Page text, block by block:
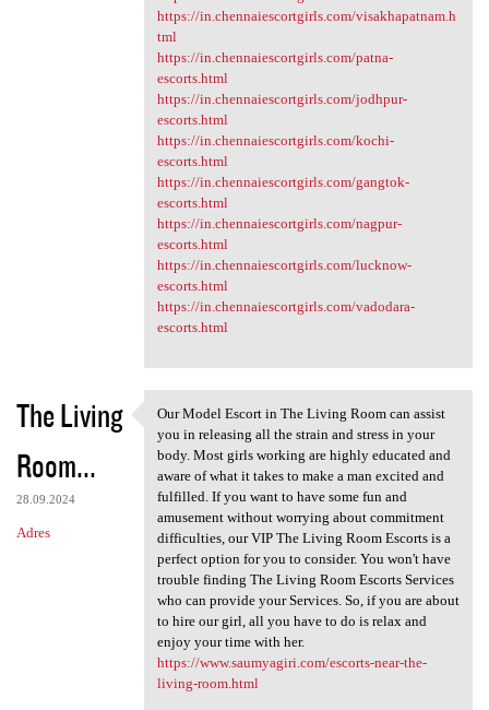
https://in.chennaiescortgirls.com/visakhapatnam.h
tml
https://in.chennaiescortgirls.com/patna-
escorts.html
https://in.chennaiescortgirls.com/jodhpur-
escorts.html
https://in.chennaiescortgirls.com/kochi-
escorts.html
https://in.chennaiescortgirls.com/gangtok-
escorts.html
https://in.chennaiescortgirls.com/nagpur-
escorts.html
https://in.chennaiescortgirls.com/lucknow-
escorts.html
https://in.chennaiescortgirls.com/vadodara-
escorts.html
The Living
Room...
28.09.2024
Adres
Our Model Escort in The
Our Model Escort in The Living Room can assist
you in releasing all the strain and stress in your
body. Most girls working are highly educated and
aware of what it takes to make a man excited and
fulfilled. If you want to have some fun and
amusement without worrying about commitment
difficulties, our VIP The Living Room Escorts is a
perfect option for you to consider. You won't have
trouble finding The Living Room Escorts Services
who can provide your Services. So, if you are about
to hire our girl, all you have to do is relax and
enjoy your time with her.
https://www.saumyagiri.com/escorts-near-the-
living-room.html